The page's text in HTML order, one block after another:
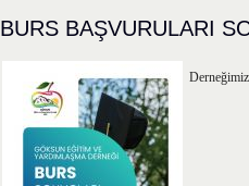
BURS BAŞVURULARI